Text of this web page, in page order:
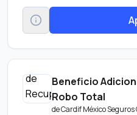
Beneficio
Robo Total
deCardif México Seguros